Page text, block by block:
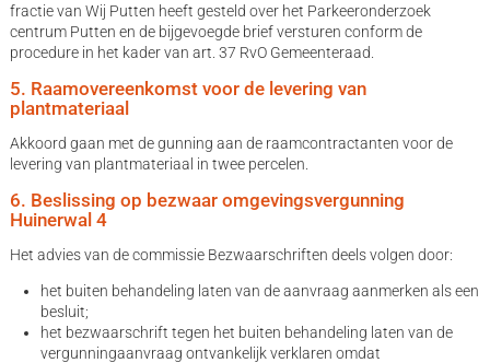
fractie van Wij Putten heeft gesteld over het Parkeeronderzoek
centrum Putten en de bijgevoegde brief versturen conform de
procedure in het kader van art. 37 RvO Gemeenteraad.
5. Raamovereenkomst voor de levering van
plantmateriaal
Akkoord gaan met de gunning aan de raamcontractanten voor de
levering van plantmateriaal in twee percelen.
6. Beslissing op bezwaar omgevingsvergunning
Huinerwal 4
Het advies van de commissie Bezwaarschriften deels volgen door:
het buiten behandeling laten van de aanvraag aanmerken als een
besluit;
het bezwaarschrift tegen het buiten behandeling laten van de
vergunningaanvraag ontvankelijk verklaren omdat